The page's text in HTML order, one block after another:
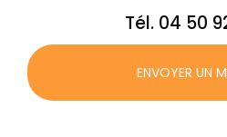
Tél. 04 50
ENVOYER UN